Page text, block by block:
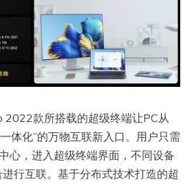
2022款所搭载的超级终端让PC从
体化”的万物互联新入口。用户只需
心，进入超级终端界面，不同设备
行互联。基于分布式技术打造的超